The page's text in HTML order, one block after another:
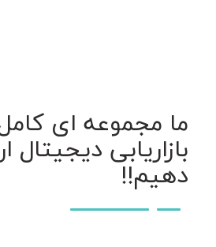
ما مجموعه ای
بازاریابی دیجیتال
دهیم!!